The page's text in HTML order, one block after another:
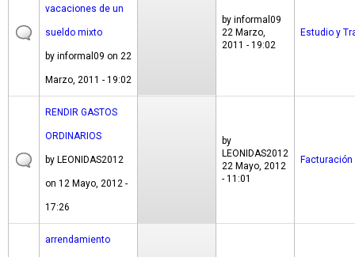
vacaciones de un
sueldo mixto
by informal09 on 22
Marzo, 2011 - 19:02
by informal09
22 Marzo,
2011 - 19:02
Estudio y
RENDIR GASTOS
ORDINARIOS
by LEONIDAS2012
on 12 Mayo, 2012 -
17:26
by
LEONIDAS2012
22 Mayo, 2012
- 11:01
Facturación
arrendamiento